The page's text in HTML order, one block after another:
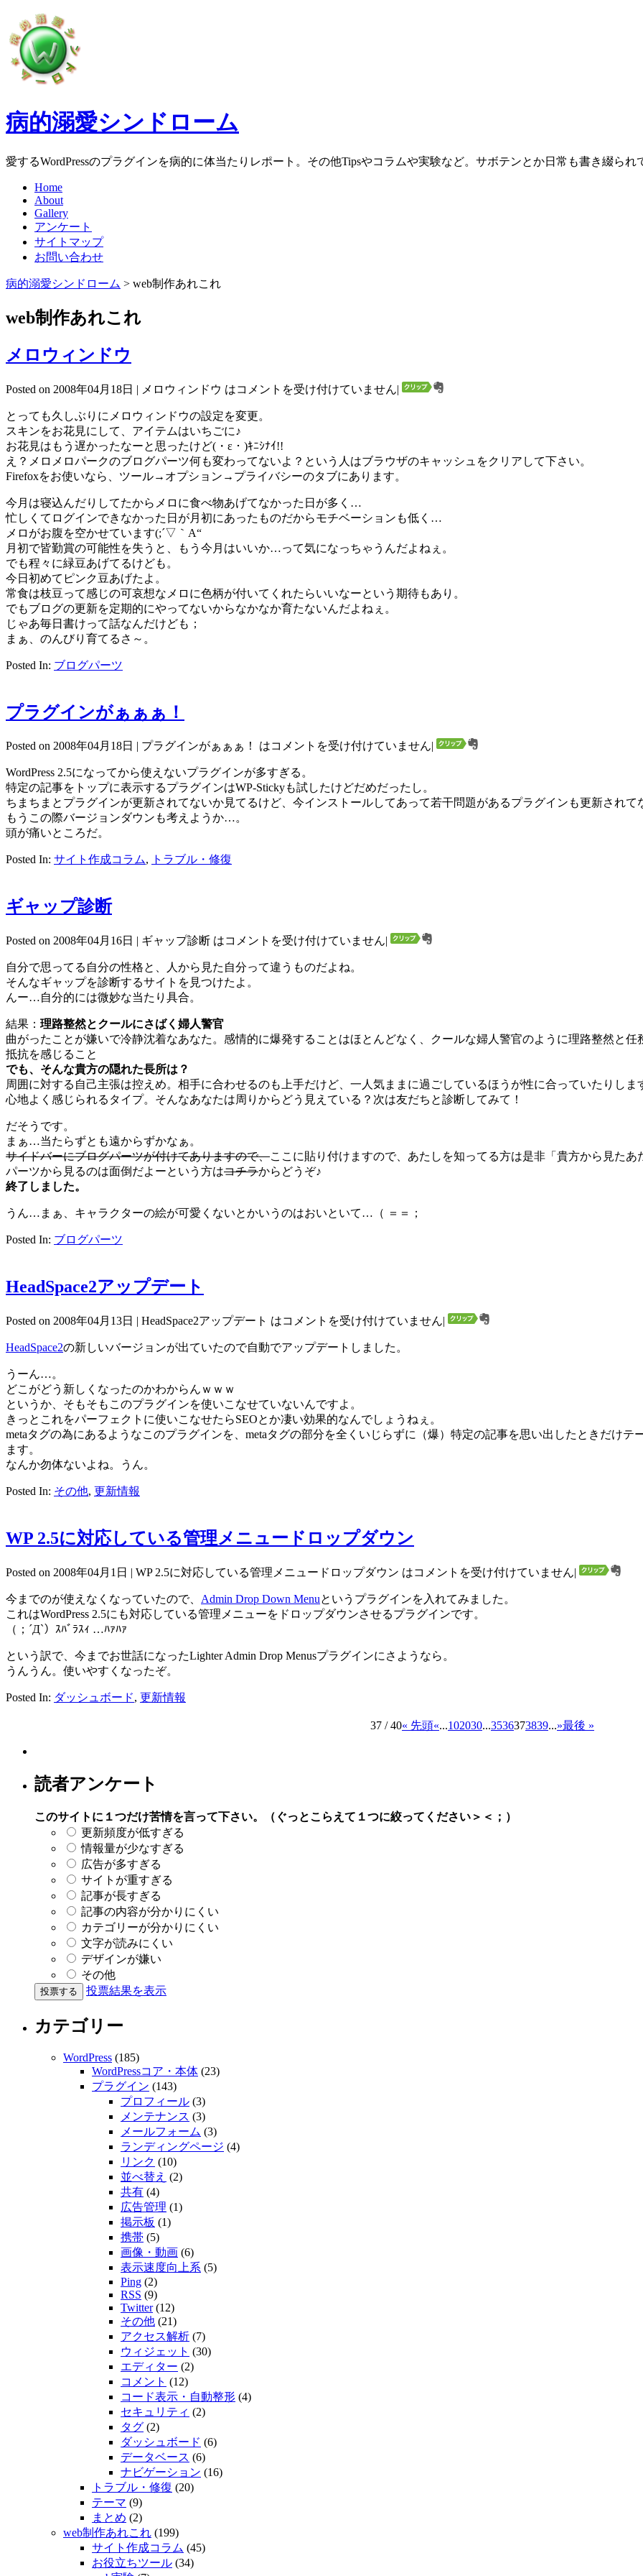
病的溺愛シンドローム
愛するWordPressのプラグインを病的に体当たりレポート。その他Tipsやコラムや実験など。サボテンとか日常も書き綴られ
Home
About
Gallery
アンケート
サイトマップ
お問い合わせ
病的溺愛シンドローム > web制作あれこれ
web制作あれこれ
メロウィンドウ
Posted on 2008年04月18日 | メロウィンドウ はコメントを受け付けていません|
とっても久しぶりにメロウィンドウの設定を変更。
スキンをお花見にして、アイテムはいちごに♪
お花見はもう遅かったなーと思ったけど(・ε・)ｷﾆｼﾅｲ!!
え？メロメロパークのブログパーツ何も変わってないよ？という人はブラウザのキャッシュをクリアして下さい。
Firefoxをお使いなら、ツール→オプション→プライバシーのタブにあります。
今月は寝込んだりしてたからメロに食べ物あげてなかった日が多く…
忙しくてログインできなかった日が月初にあったものだからモチベーションも低く…
メロがお腹を空かせています(;´▽｀A“
月初で皆勤賞の可能性を失うと、もう今月はいいか…って気になっちゃうんだよねぇ。
でも程々に緑豆あげてるけども。
今日初めてピンク豆あげたよ。
常食は枝豆って感じの可哀想なメロに色柄が付いてくれたらいいなーという期待もあり。
でもブログの更新を定期的にやってないからなかなか育たないんだよねぇ。
じゃあ毎日書けって話なんだけども；
まぁ、のんびり育てるさ～。
Posted In: ブログパーツ
プラグインがぁぁぁ！
Posted on 2008年04月18日 | プラグインがぁぁぁ！ はコメントを受け付けていません|
WordPress 2.5になってから使えないプラグインが多すぎる。
特定の記事をトップに表示するプラグインはWP-Stickyも試したけどだめだったし。
ちまちまとプラグインが更新されてないか見てるけど、今インストールしてあって若干問題があるプラグインも更新されて
もうこの際バージョンダウンも考えようか…。
頭が痛いところだ。
Posted In: サイト作成コラム, トラブル・修復
ギャップ診断
Posted on 2008年04月16日 | ギャップ診断 はコメントを受け付けていません|
自分で思ってる自分の性格と、人から見た自分って違うものだよね。
そんなギャップを診断するサイトを見つけたよ。
んー…自分的には微妙な当たり具合。
結果： 理路整然とクールにさばく婦人警官
曲がったことが嫌いで冷静沈着なあなた。感情的に爆発することはほとんどなく、クールな婦人警官のように理路整然と
抵抗を感じること
でも、そんな貴方の隠れた長所は？
周囲に対する自己主張は控えめ。相手に合わせるのも上手だけど、一人気ままに過ごしているほうが性に合っていたりし
心地よく感じられるタイプ。そんなあなたは周りからどう見えている？次は友だちと診断してみて！
だそうです。
まぁ…当たらずとも遠からずかなぁ。
サイドバーにブログパーツが付けてありますので、ここに貼り付けますので、あたしを知ってる方は是非「貴方から見たあ
パーツから見るのは面倒だよーという方はコチラからどうぞ♪
終了しました。
うん…まぁ、キャラクターの絵が可愛くないとかいうのはおいといて…（ ＝＝；
Posted In: ブログパーツ
HeadSpace2アップデート
Posted on 2008年04月13日 | HeadSpace2アップデート はコメントを受け付けていません|
HeadSpace2の新しいバージョンが出ていたので自動でアップデートしました。
うーん…。
どこがどう新しくなったのかわからんｗｗｗ
というか、そもそもこのプラグインを使いこなせていないんですよ。
きっとこれをパーフェクトに使いこなせたらSEOとか凄い効果的なんでしょうねぇ。
metaタグの為にあるようなこのプラグインを、metaタグの部分を全くいじらずに（爆）特定の記事を思い出したときだけ
ます。
なんか勿体ないよね。うん。
Posted In: その他, 更新情報
WP 2.5に対応している管理メニュードロップダウン
Posted on 2008年04月1日 | WP 2.5に対応している管理メニュードロップダウン はコメントを受け付けていません|
今までのが使えなくなっていたので、 Admin Drop Down Menuというプラグインを入れてみました。
これはWordPress 2.5にも対応している管理メニューをドロップダウンさせるプラグインです。
（；´Д`）ｽﾊﾞﾗｽｨ …ﾊｧﾊｧ
という訳で、今までお世話になったLighter Admin Drop Menusプラグインにさようなら。
うんうん。使いやすくなったぞ。
Posted In: ダッシュボード, 更新情報
37 / 40« 先頭«...102030...3536373839...»最後 »
読者アンケート
このサイトに１つだけ苦情を言って下さい。（ぐっとこらえて１つに絞ってください＞＜；）
更新頻度が低すぎる
情報量が少なすぎる
広告が多すぎる
サイトが重すぎる
記事が長すぎる
記事の内容が分かりにくい
カテゴリーが分かりにくい
文字が読みにくい
デザインが嫌い
その他
投票結果を表示
カテゴリー
WordPress (185)
WordPressコア・本体 (23)
プラグイン (143)
プロフィール (3)
メンテナンス (3)
メールフォーム (3)
ランディングページ (4)
リンク (10)
並べ替え (2)
共有 (4)
広告管理 (1)
掲示板 (1)
携帯 (5)
画像・動画 (6)
表示速度向上系 (5)
Ping (2)
RSS (9)
Twitter(12)
その他 (21)
アクセス解析 (7)
ウィジェット (30)
エディター (2)
コメント (12)
コード表示・自動整形 (4)
セキュリティ (2)
タグ (2)
ダッシュボード (6)
データベース (6)
ナビゲーション (16)
トラブル・修復 (20)
テーマ (9)
まとめ (2)
web制作あれこれ (199)
サイト作成コラム (45)
お役立ちツール (34)